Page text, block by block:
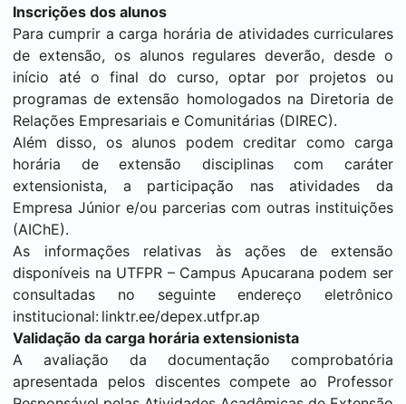
Inscrições dos alunos
Para cumprir a carga horária de atividades curriculares
de extensão, os alunos regulares deverão, desde o
início até o final do curso, optar por projetos ou
programas de extensão homologados na Diretoria de
Relações Empresariais e Comunitárias (DIREC).
Além disso, os alunos podem creditar como carga
horária de extensão disciplinas com caráter
extensionista, a participação nas atividades da
Empresa Júnior e/ou parcerias com outras instituições
(AIChE).
As informações relativas às ações de extensão
disponíveis na UTFPR – Campus Apucarana podem ser
consultadas no seguinte endereço eletrônico
institucional: linktr.ee/depex.utfpr.ap
Validação da carga horária extensionista
A avaliação da documentação comprobatória
apresentada pelos discentes compete ao Professor